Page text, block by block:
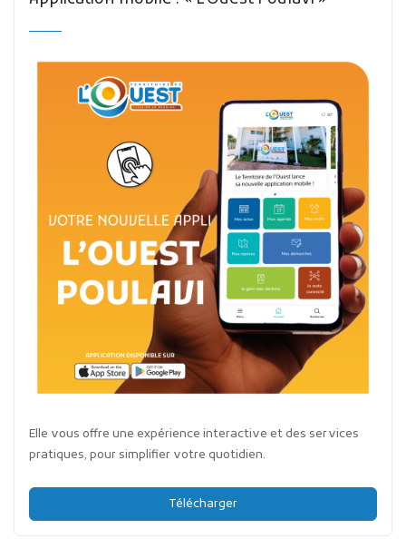
Elle vous offre une expérience interactive et des services
pratiques, pour simplifier votre quotidien.
Télécharger